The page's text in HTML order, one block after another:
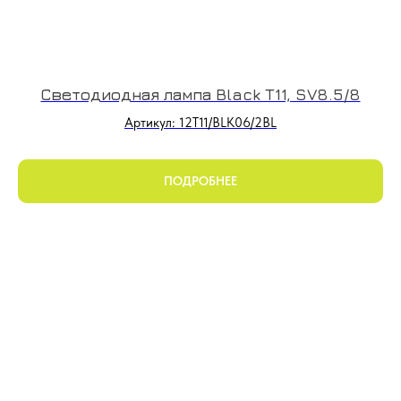
Светодиодная лампа Black T11, SV8.5/8
Артикул: 12T11/BLK06/2BL
ПОДРОБНЕЕ